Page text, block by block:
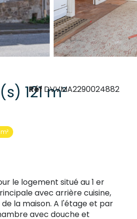
Maison 5 pièce(s) 3 chambre(s) 121 m²
m²
Réf DVVMA2290024882
le logement situé au 1 er
avec arrière cuisine,
la maison. A l'étage et par
avec douche et